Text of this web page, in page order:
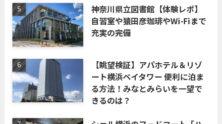
神奈川県立図書館【体験レポ】
自習室や猿田彦珈琲やWi-Fiまで
充実の完備
【眺望検証】アパホテル＆リゾ
ート横浜ベイタワー 便利に泊ま
る方法！みなとみらいを一望で
きるのは？